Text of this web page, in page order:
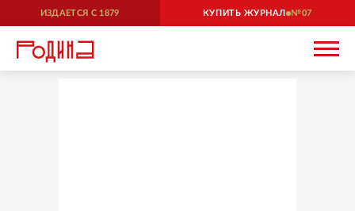
ИЗДАЕТСЯ С 1879 КУПИТЬ ЖУРНАЛ 07